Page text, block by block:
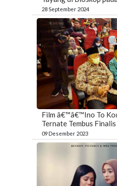
28 September 2024
Film â€™â€™Ino To
Ternate Tembus
09 Desember 2023